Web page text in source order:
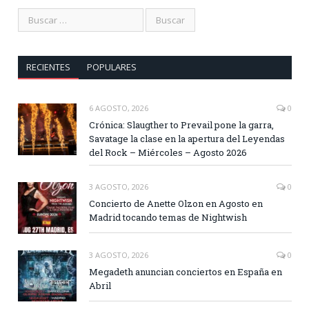
RECIENTES POPULARES
6 AGOSTO, 2026 0
Crónica: Slaugther to Prevail pone la garra,
Savatage la clase en la apertura del Leyendas
del Rock – Miércoles – Agosto 2026
3 AGOSTO, 2026 0
Concierto de Anette Olzon en Agosto en
Madrid tocando temas de Nightwish
3 AGOSTO, 2026 0
Megadeth anuncian conciertos en España en
Abril